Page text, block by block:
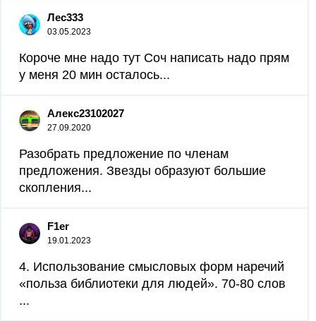
Лес333
03.05.2023
Короче мне надо тут Соч написать надо прям
у меня 20 мин осталось...
Алекс23102027
27.09.2020
Разобрать предложение по членам
предложения. Звезды образуют большие
скопления​...
F1er
19.01.2023
4. Использование смысловых форм наречий
«польза библиотеки для людей». 70-80 слов ​
...